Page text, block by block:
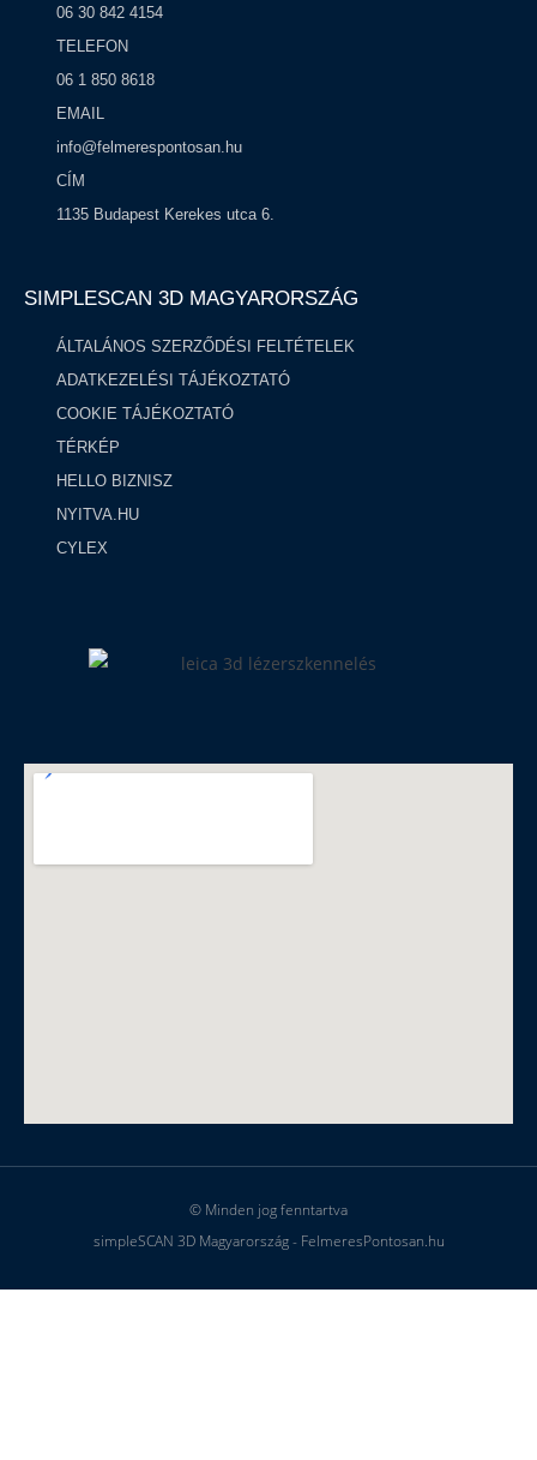
06 30 842 4154
TELEFON
06 1 850 8618
EMAIL
info@felmerespontosan.hu
CÍM
1135 Budapest Kerekes utca 6.
SIMPLESCAN 3D MAGYARORSZÁG​
ÁLTALÁNOS SZERZŐDÉSI FELTÉTELEK
ADATKEZELÉSI TÁJÉKOZTATÓ
COOKIE TÁJÉKOZTATÓ
TÉRKÉP
HELLO BIZNISZ
NYITVA.HU
CYLEX
© Minden jog fenntartva
simpleSCAN 3D Magyarország - FelmeresPontosan.hu